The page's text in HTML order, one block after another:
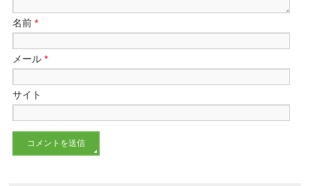
名前*
メール*
サイト